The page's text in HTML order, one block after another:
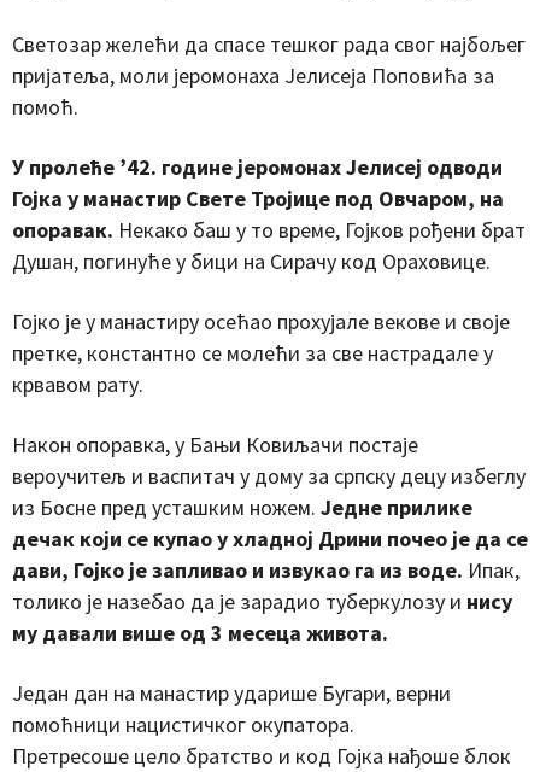
Светозар желећи да спасе тешког рада свог најбољег
пријатеља, моли јеромонаха Јелисеја Поповића за
помоћ.
У пролеће ’42. године јеромонах Јелисеј одводи
Гојка у манастир Свете Тројице под Овчаром, на
опоравак. Некако баш у то време, Гојков рођени брат
Душан, погинуће у бици на Сирачу код Ораховице.
Гојко је у манастиру осећао прохујале векове и своје
претке, константно се молећи за све настрадале у
крвавом рату.
Након опоравка, у Бањи Ковиљачи постаје
вероучитељ и васпитач у дому за српску децу избеглу
из Босне пред усташким ножем. Једне прилике
дечак који се купао у хладној Дрини почео је да се
дави, Гојко је запливао и извукао га из воде. Ипак,
толико је назебао да је зарадио туберкулозу и нису
му давали више од 3 месеца живота.
Један дан на манастир ударише Бугари, верни
помоћници нацистичког окупатора.
Претресоше цело братство и код Гојка нађоше блок